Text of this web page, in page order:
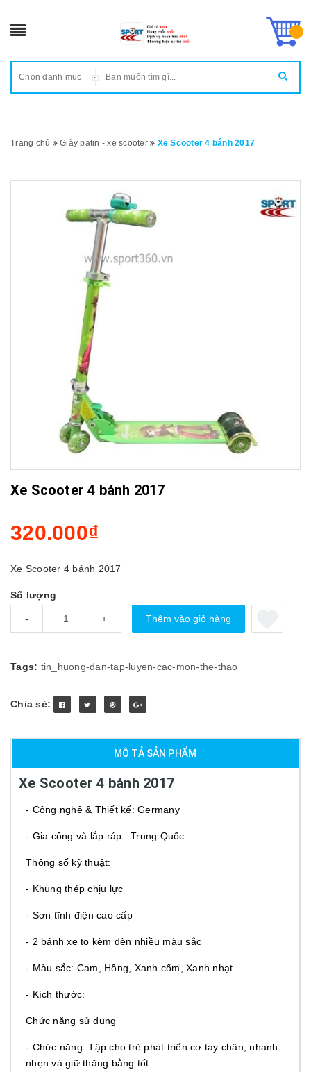
Chọn danh mục
Trang chủ Giày patin - xe scooter Xe Scooter 4 bánh 2017
Xe Scooter 4 bánh 2017
320.000₫
Xe Scooter 4 bánh 2017
Số lượng
- + Thêm vào giỏ hàng
Tags: tin_huong-dan-tap-luyen-cac-mon-the-thao
Chia sẻ:
MÔ TẢ SẢN PHẨM
Xe Scooter 4 bánh 2017
- Công nghệ & Thiết kế: Germany
- Gia công và lắp ráp : Trung Quốc
Thông số kỹ thuật:
- Khung thép chịu lực
- Sơn tĩnh điện cao cấp
- 2 bánh xe to kèm đèn nhiều màu sắc
- Màu sắc: Cam, Hồng, Xanh cốm, Xanh nhạt
- Kích thước:
Chức năng sử dụng
- Chức năng: Tập cho trẻ phát triển cơ tay chân, nhanh
nhẹn và giữ thăng bằng tốt.